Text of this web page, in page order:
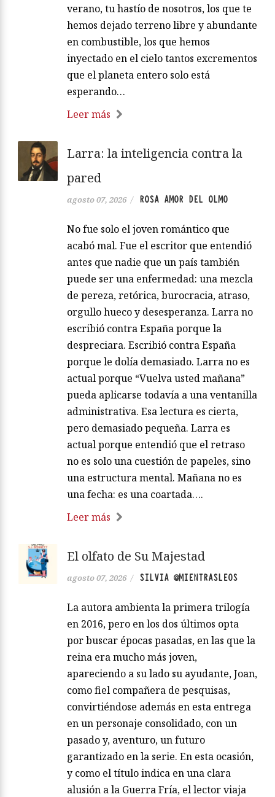
verano, tu hastío de nosotros, los que te
hemos dejado terreno libre y abundante
en combustible, los que hemos
inyectado en el cielo tantos excrementos
que el planeta entero solo está
esperando…
Leer más
Larra: la inteligencia contra la
pared
agosto 07, 2026 / ROSA AMOR DEL OLMO
No fue solo el joven romántico que
acabó mal. Fue el escritor que entendió
antes que nadie que un país también
puede ser una enfermedad: una mezcla
de pereza, retórica, burocracia, atraso,
orgullo hueco y desesperanza. Larra no
escribió contra España porque la
despreciara. Escribió contra España
porque le dolía demasiado. Larra no es
actual porque “Vuelva usted mañana”
pueda aplicarse todavía a una ventanilla
administrativa. Esa lectura es cierta,
pero demasiado pequeña. Larra es
actual porque entendió que el retraso
no es solo una cuestión de papeles, sino
una estructura mental. Mañana no es
una fecha: es una coartada….
Leer más
El olfato de Su Majestad
agosto 07, 2026 / SILVIA @MIENTRASLEOS
La autora ambienta la primera trilogía
en 2016, pero en los dos últimos opta
por buscar épocas pasadas, en las que la
reina era mucho más joven,
apareciendo a su lado su ayudante, Joan,
como fiel compañera de pesquisas,
convirtiéndose además en esta entrega
en un personaje consolidado, con un
pasado y, aventuro, un futuro
garantizado en la serie. En esta ocasión,
y como el título indica en una clara
alusión a la Guerra Fría, el lector viaja